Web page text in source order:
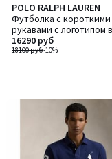
POLO RALPH LAUREN
Футболка с короткими
рукавами с логотипом
медведя
18100 руб-10%
16290 руб